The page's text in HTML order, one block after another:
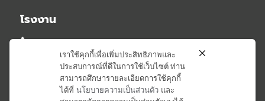
โรงงาน
02 - 581 - 2348
02 - 581 - 6407
เราใช้คุกกี้เพื่อเพิ่มประสิทธิภาพและ
ประสบการณ์ที่ดีในการใช้เว็บไซต์ ท่าน
สามารถศึกษารายละเอียดการใช้คุกกี้
ได้ที่ นโยบายความเป็นส่วนตัว และ